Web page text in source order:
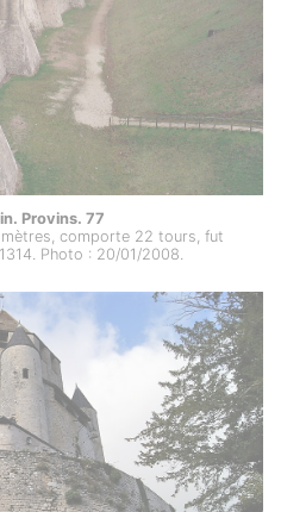
Provins. 77
mètres, comporte 22 tours, fut
Photo : 20/01/2008.